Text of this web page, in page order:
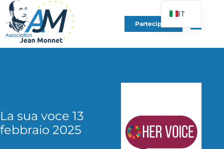
Partecipare
La sua voce 13
febbraio 2025
IT
FR
EN
UK